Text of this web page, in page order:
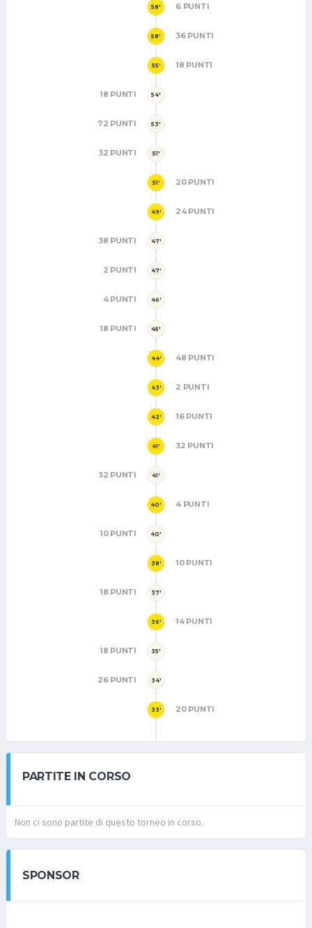
58' 6 PUNTI
58' 36 PUNTI
55' 18 PUNTI
54'
18 PUNTI
53'
72 PUNTI
51'
32 PUNTI
51' 20 PUNTI
49' 24 PUNTI
47'
38 PUNTI
47'
2 PUNTI
46'
4 PUNTI
45'
18 PUNTI
44' 48 PUNTI
43' 2 PUNTI
42' 16 PUNTI
41' 32 PUNTI
41'
32 PUNTI
40' 4 PUNTI
40'
10 PUNTI
38' 10 PUNTI
37'
18 PUNTI
36' 14 PUNTI
35'
18 PUNTI
34'
26 PUNTI
33' 20 PUNTI
PARTITE IN CORSO
Non ci sono partite di questo torneo in corso.
SPONSOR